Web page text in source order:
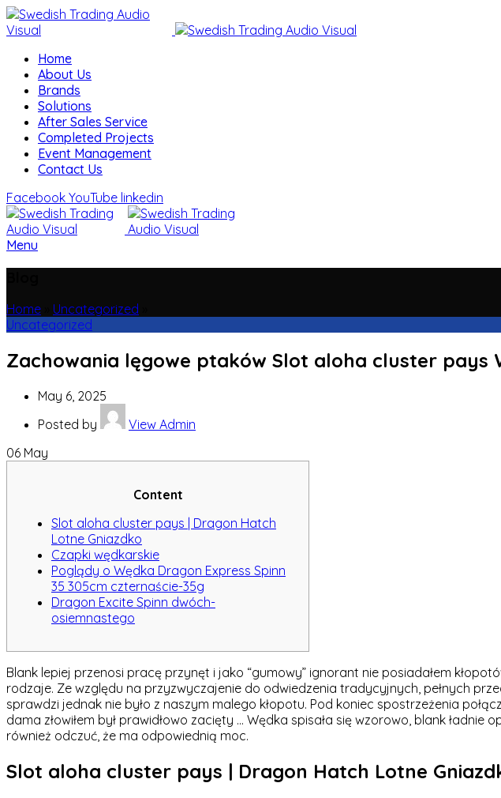
Home
About Us
Brands
Solutions
After Sales Service
Completed Projects
Event Management
Contact Us
Facebook YouTube linkedin
Menu
Home Uncategorized
Uncategorized
Zachowania lęgowe ptaków Slot aloha cluster pays
May 6, 2025
Posted by
View Admin
06 May
Content
Slot aloha cluster pays | Dragon Hatch
Lotne Gniazdko
Czapki wędkarskie
Poglądy o Wędka Dragon Express Spinn
35 305cm czternaście-35g
Dragon Excite Spinn dwóch-
osiemnastego
Blank lepiej przenosi pracę przynęt i jako “gumowy” ignorant nie posiadałem
rodzaje. Ze względu na przyzwyczajenie do odwiedzenia tradycyjnych, pełnych
sprawdzi jednak nie było z naszym malego kłopotu. Pod koniec spostrzeżenia
dama złowiłem był prawidłowo zacięty … Wędka spisała się wzorowo, blank
również odczuć, że ma odpowiednią moc.
Slot aloha cluster pays | Dragon Hatch Lotne